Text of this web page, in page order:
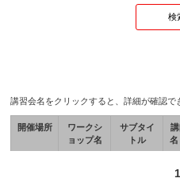
講習会名をクリックすると、詳細が確認で
開催場所
ワークシ
ョップ名
サブタイ
トル
1